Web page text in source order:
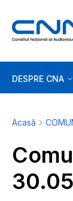
DESPRE CNA
Acasă